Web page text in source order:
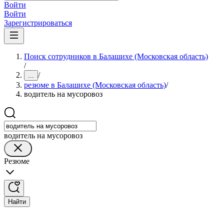
Войти
Войти
Зарегистрироваться
Поиск сотрудников в Балашихе (Московская область)
/
... /
резюме в Балашихе (Московская область)/
водитель на мусоровоз
водитель на мусоровоз
Резюме
Найти